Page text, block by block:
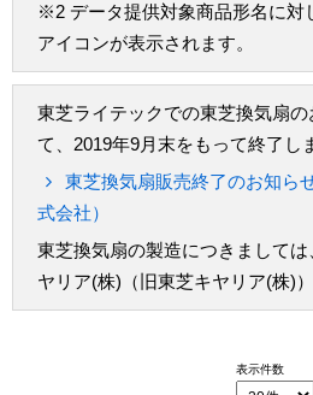
※2 データ提供対象商品形名に対
アイコンが表示されます。
東芝ライテックでの東芝換気扇
て、2019年9月末をもって終了し
東芝換気扇販売終了のお知ら
式会社）
東芝換気扇の製造につきまして
ヤリア(株)（旧東芝キヤリア(株)
表示件数